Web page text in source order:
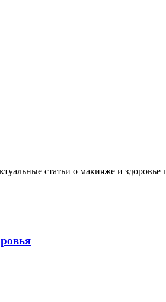
статьи о макияже и здоровье